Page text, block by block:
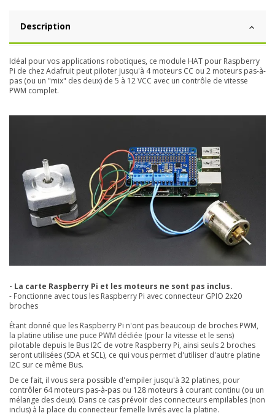
Description
Idéal pour vos applications robotiques, ce module HAT pour Raspberry
Pi de chez Adafruit peut piloter jusqu'à 4 moteurs CC ou 2 moteurs pas-à-
pas (ou un "mix" des deux) de 5 à 12 VCC avec un contrôle de vitesse
PWM complet.
- La carte Raspberry Pi et les moteurs ne sont pas inclus.
- Fonctionne avec tous les Raspberry Pi avec connecteur GPIO 2x20
broches
Étant donné que les Raspberry Pi n'ont pas beaucoup de broches PWM,
la platine utilise une puce PWM dédiée (pour la vitesse et le sens)
pilotable depuis le Bus I2C de votre Raspberry Pi, ainsi seuls 2 broches
seront utilisées (SDA et SCL), ce qui vous permet d'utiliser d'autre platine
I2C sur ce même Bus.
De ce fait, il vous sera possible d'empiler jusqu'à 32 platines, pour
contrôler 64 moteurs pas-à-pas ou 128 moteurs à courant continu (ou un
mélange des deux). Dans ce cas prévoir des connecteurs empilables (non
inclus) à la place du connecteur femelle livrés avec la platine.